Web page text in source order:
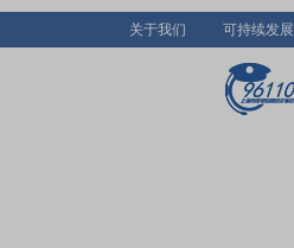
关于我们 可持续发展